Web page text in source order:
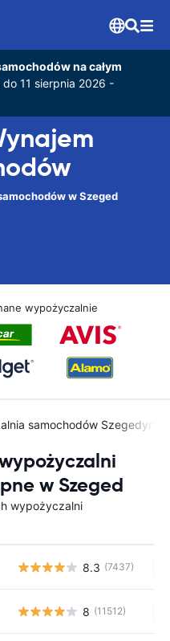
na całym
11 sierpnia 2026 -
w Szeged
wypożyczalnie
samochodów Szegedyn
w Szeged
wypożyczalni
8.3 (7437)
8 (11512)